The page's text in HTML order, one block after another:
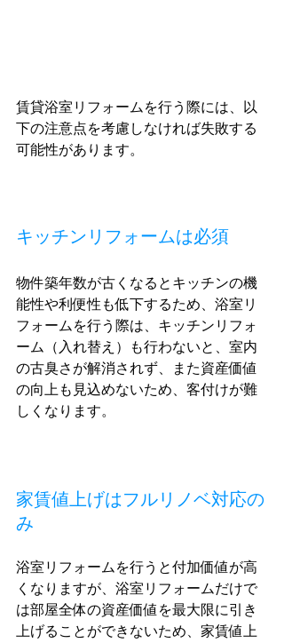
賃貸浴室リフォームを行う際には、以
下の注意点を考慮しなければ失敗する
可能性があります。
キッチンリフォームは必須
物件築年数が古くなるとキッチンの機
能性や利便性も低下するため、浴室リ
フォームを行う際は、キッチンリフォ
ーム（入れ替え）も行わないと、室内
の古臭さが解消されず、また資産価値
の向上も見込めないため、客付けが難
しくなります。
家賃値上げはフルリノベ対応の
み
浴室リフォームを行うと付加価値が高
くなりますが、浴室リフォームだけで
は部屋全体の資産価値を最大限に引き
上げることができないため、家賃値上